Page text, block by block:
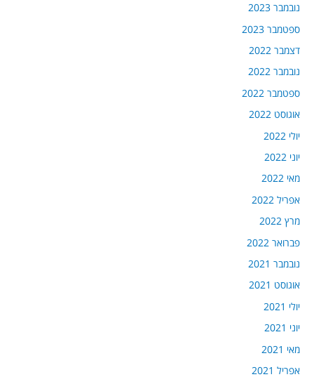
נובמבר 2023
ספטמבר 2023
דצמבר 2022
נובמבר 2022
ספטמבר 2022
אוגוסט 2022
יולי 2022
יוני 2022
מאי 2022
אפריל 2022
מרץ 2022
פברואר 2022
נובמבר 2021
אוגוסט 2021
יולי 2021
יוני 2021
מאי 2021
אפריל 2021